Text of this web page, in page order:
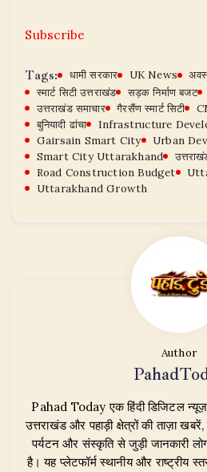
Subscribe
Tags: धामी सरकार UK News
स्मार्ट सिटी उत्तराखंड
सड़क निर्माण बजट
उत्तराखंड समाचार
गैरसैंण स्मार्ट सिटी
बुनियादी ढांचा
Infrastructure
Gairsain Smart City
Urban
Smart City Uttarakhand
Road Construction Budget
Uttarakhand Growth
Author
Pahad Today एक हिंदी डिजिटल
उत्तराखंड और पहाड़ी क्षेत्रों की ताज़ा खबरें,
पर्यटन और संस्कृति से जुड़ी जानकारी
है। यह प्लेटफॉर्म स्थानीय और राष्ट्रीय